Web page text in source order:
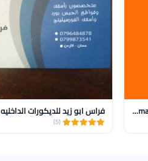
مؤسسة أحمد الكيلاني - AlKilani Ahmad Foundation فراس ابو زيد للديكورات الداخليه
(5)